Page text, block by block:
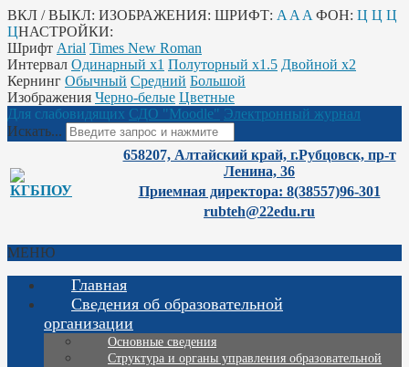
ВКЛ / ВЫКЛ: ИЗОБРАЖЕНИЯ: ШРИФТ: A A A ФОН: Ц Ц Ц
ЦНАСТРОЙКИ:
Шрифт Arial Times New Roman
Интервал Одинарный х1 Полуторный х1.5 Двойной х2
Кернинг Обычный Средний Большой
Изображения Черно-белые Цветные
Для слабовидящих СДО "Moodle" Электронный журнал
Искать...
658207, Алтайский край, г.Рубцовск, пр-т
Ленина, 36
Приемная директора: 8(38557)96-301
rubteh@22edu.ru
МЕНЮ
Главная
Сведения об образовательной
организации
Основные сведения
Структура и органы управления образовательной